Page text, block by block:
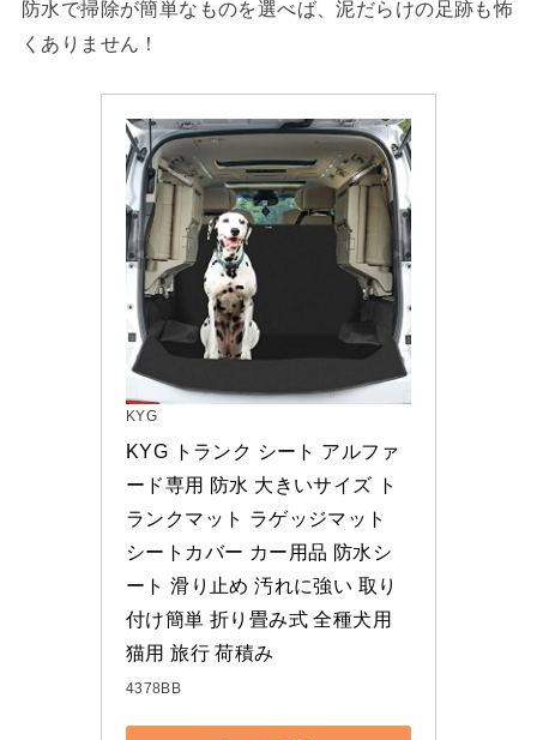
防水で掃除が簡単なものを選べば、泥だらけの足跡も怖
くありません！
KYG
KYG トランク シート アルファ
ード専用 防水 大きいサイズ ト
ランクマット ラゲッジマット
シートカバー カー用品 防水シ
ート 滑り止め 汚れに強い 取り
付け簡単 折り畳み式 全種犬用
猫用 旅行 荷積み
4378BB